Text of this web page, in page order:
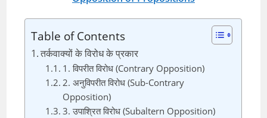
Table of Contents
तर्कवाक्यों के विरोध के प्रकार
1. विपरीत विरोध (Contrary Opposition)
2. अनुविपरीत विरोध (Sub-Contrary
Opposition)
3. उपाश्रित विरोध (Subaltern Opposition)